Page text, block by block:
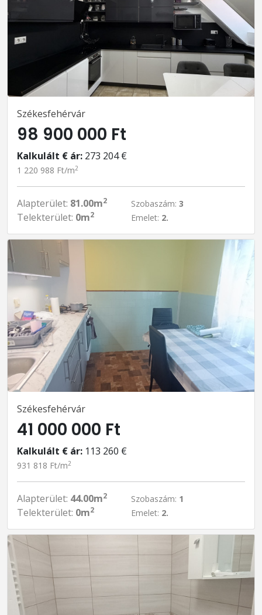
Székesfehérvár
98 900 000 Ft
Kalkulált € ár: 273 204 €
1 220 988 Ft/m2
Alapterület: 81.00m2
Telekterület: 0m2
Szobaszám: 3
Emelet: 2.
Székesfehérvár
41 000 000 Ft
Kalkulált € ár: 113 260 €
931 818 Ft/m2
Alapterület: 44.00m2
Telekterület: 0m2
Szobaszám: 1
Emelet: 2.